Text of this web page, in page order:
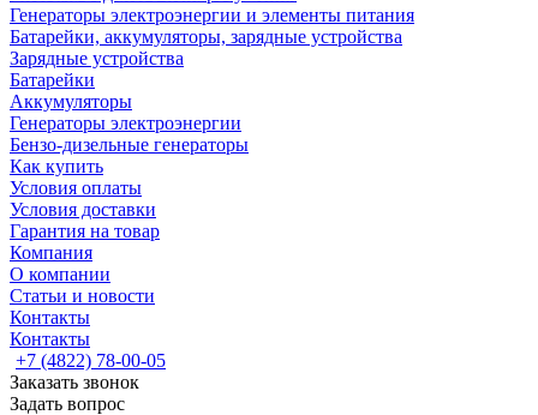
Генераторы электроэнергии и элементы питания
Батарейки, аккумуляторы, зарядные устройства
Зарядные устройства
Батарейки
Аккумуляторы
Генераторы электроэнергии
Бензо-дизельные генераторы
Как купить
Условия оплаты
Условия доставки
Гарантия на товар
Компания
О компании
Статьи и новости
Контакты
Контакты
+7 (4822) 78-00-05
Заказать звонок
Задать вопрос